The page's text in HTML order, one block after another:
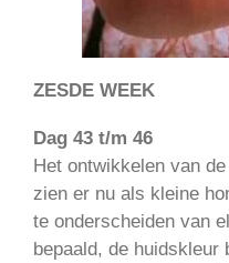
ZESDE WEEK
Dag 43 t/m 46
Het ontwikkelen van
zien er nu als kleine
te onderscheiden van
bepaald, de huidskleur